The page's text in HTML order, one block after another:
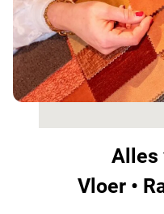
Alles
Vloer •